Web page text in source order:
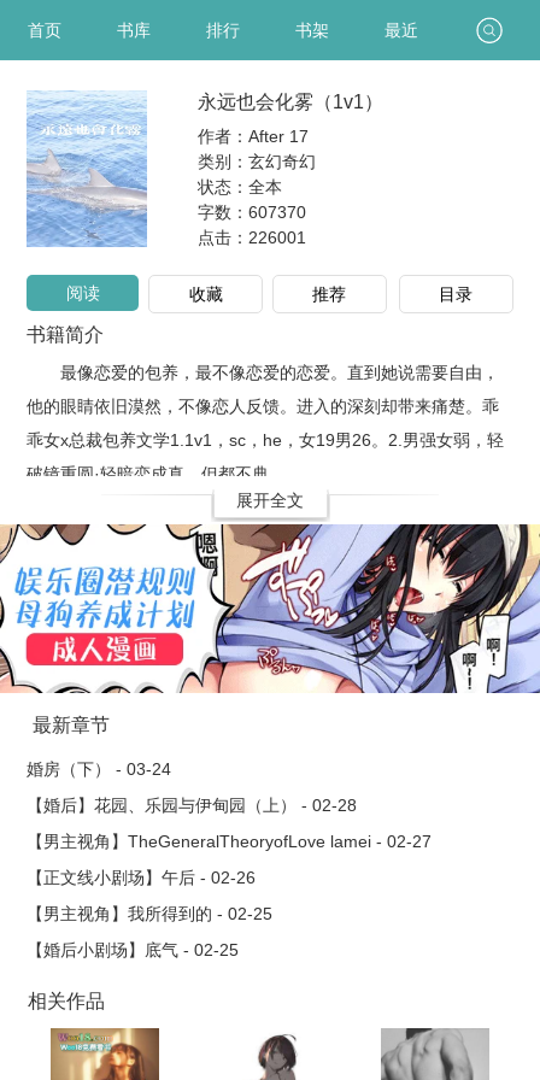
首页 书库 排行 书架 最近
永远也会化雾（1v1）
作者：After 17
类别：玄幻奇幻
状态：全本
字数：607370
点击： 226001
阅读 收藏 推荐 目录
书籍简介
最像恋爱的包养，最不像恋爱的恋爱。直到她说需要自由，
他的眼睛依旧漠然，不像恋人反馈。进入的深刻却带来痛楚。乖
乖女x总裁包养文学1.1v1，sc，he，女19男26。2.男强女弱，轻
破镜重圆·轻暗恋成真，但都不典..
展开全文
最新章节
婚房（下） - 03-24
【婚后】花园、乐园与伊甸园（上） - 02-28
【男主视角】TheGeneralTheoryofLove lamei - 02-27
【正文线小剧场】午后 - 02-26
【男主视角】我所得到的 - 02-25
【婚后小剧场】底气 - 02-25
相关作品